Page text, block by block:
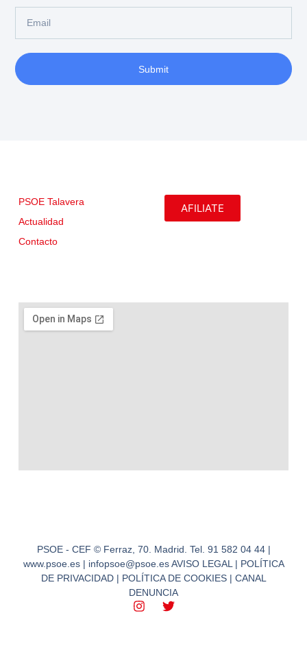
Submit
PSOE - CEF © Ferraz, 70. Madrid. Tel. 91 582 04 44 |
www.psoe.es | infopsoe@psoe.es AVISO LEGAL | POLÍTICA
DE PRIVACIDAD | POLÍTICA DE COOKIES | CANAL
DENUNCIA
PSOE Talavera
Actualidad
Contacto
AFILIATE